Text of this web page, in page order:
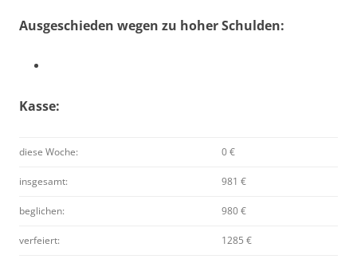
Ausgeschieden wegen zu hoher Schulden:
Kasse:
diese Woche: 0 €
insgesamt: 981 €
beglichen: 980 €
verfeiert: 1285 €